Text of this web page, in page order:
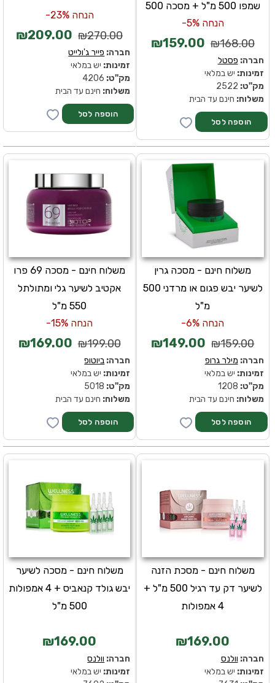
הנחה 23%-
₪270.00
₪209.00
חברה: פייר ג'ולייט
זמינות: יש במלאי
מק''ט:
משלוח: חינם עד הבית
שמפו 500 מ"ל + מסכה 500
הנחה 5%-
₪168.00
₪159.00
חברה: פסטל
זמינות: יש במלאי
מק''ט:
משלוח: חינם עד הבית
משלוח חינם - מסכה 69 פרו
אקטיב לשיער גלי ומתולתל
550 מ"ל
הנחה 15%-
₪199.00
₪169.00
חברה: ביוטופ
זמינות: יש במלאי
מק''ט:
משלוח: חינם עד הבית
משלוח חינם - מסכה גרין
לשיער יבש פגום או מרדני 500
מ"ל
הנחה 6%-
₪159.00
₪149.00
חברה: מילר גרופ
זמינות: יש במלאי
מק''ט:
משלוח: חינם עד הבית
משלוח חינם - מסכה לשיער
יבש גולד קנאביס + 4 אמפולות
500 מ"ל
₪169.00
חברה: וולנס
זמינות: יש במלאי
משלוח חינם - מסכת הזנה
לשיער דק עד רגיל 500 מ"ל +
4 אמפולות
₪169.00
חברה: וולנס
זמינות: יש במלאי